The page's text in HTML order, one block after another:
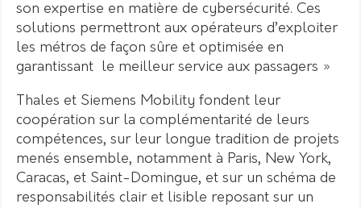
son expertise en matière de cybersécurité. Ces
solutions permettront aux opérateurs d’exploiter
les métros de façon sûre et optimisée en
garantissant le meilleur service aux passagers »
Thales et Siemens Mobility fondent leur
coopération sur la complémentarité de leurs
compétences, sur leur longue tradition de projets
menés ensemble, notamment à Paris, New York,
Caracas, et Saint-Domingue, et sur un schéma de
responsabilités clair et lisible reposant sur un